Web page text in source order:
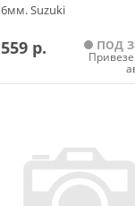
6мм. Suzuki
559 р. под